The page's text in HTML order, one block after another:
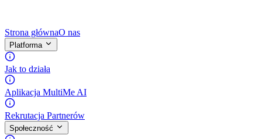
Strona głównaO nas
Platforma
Jak to działa
Aplikacja MultiMe AI
Rekrutacja Partnerów
Społeczność